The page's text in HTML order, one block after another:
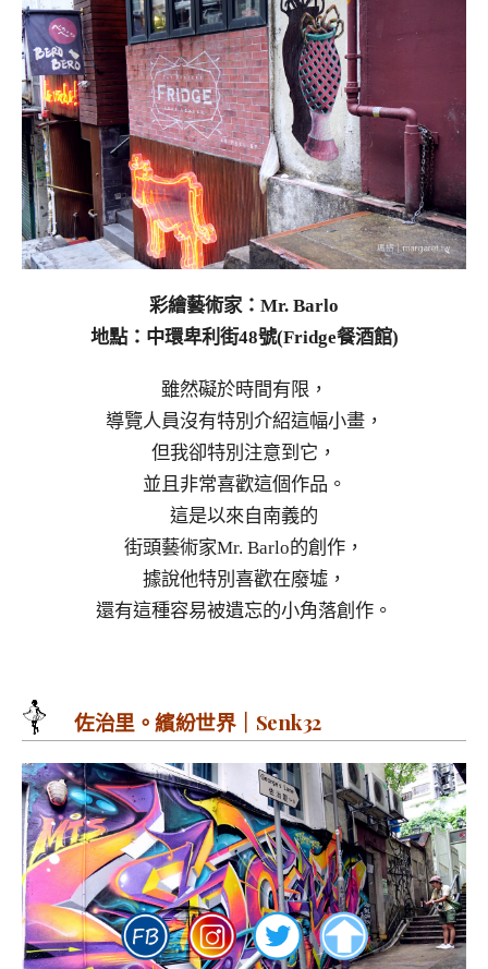
彩繪藝術家：Mr. Barlo
地點：中環卑利街48號(Fridge餐酒館)
雖然礙於時間有限，
導覽人員沒有特別介紹這幅小畫，
但我卻特別注意到它，
並且非常喜歡這個作品。
這是以來自南義的
街頭藝術家Mr. Barlo的創作，
據說他特別喜歡在廢墟，
還有這種容易被遺忘的小角落創作。
佐治里。繽紛世界｜Senk32